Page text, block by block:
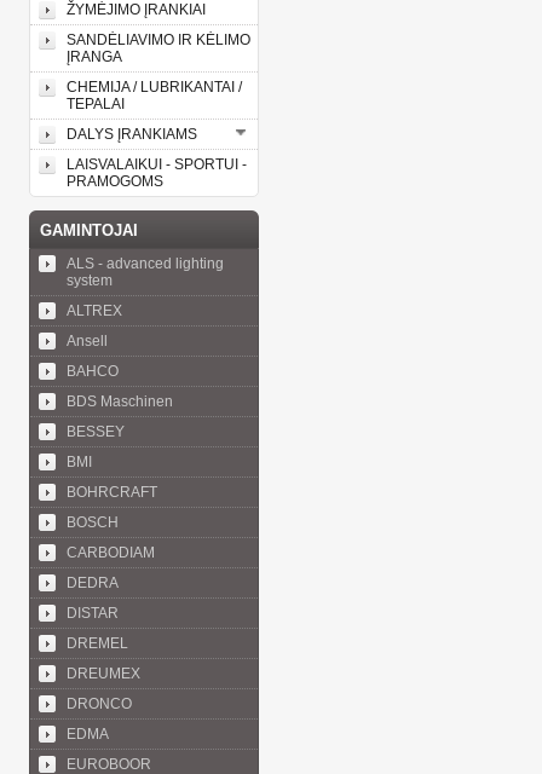
ŽYMĖJIMO ĮRANKIAI
SANDĖLIAVIMO IR KĖLIMO
ĮRANGA
CHEMIJA / LUBRIKANTAI /
TEPALAI
DALYS ĮRANKIAMS
LAISVALAIKUI - SPORTUI -
PRAMOGOMS
GAMINTOJAI
ALS - advanced lighting
system
ALTREX
Ansell
BAHCO
BDS Maschinen
BESSEY
BMI
BOHRCRAFT
BOSCH
CARBODIAM
DEDRA
DISTAR
DREMEL
DREUMEX
DRONCO
EDMA
EUROBOOR